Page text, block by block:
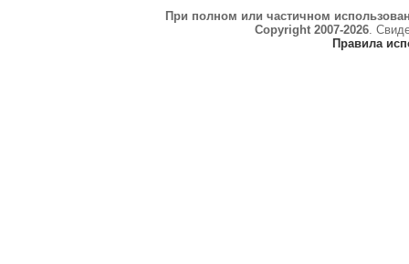
При полном или частичном
Copyright 2007-2026.
Правила